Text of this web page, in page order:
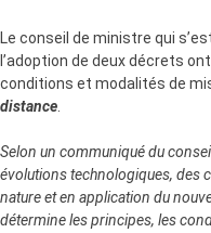
Le conseil de ministre qui
l’adoption de deux décrets
conditions et modalités de
distance.
Selon un communiqué du
évolutions technologiques, des
nature et en application du
détermine les principes, les